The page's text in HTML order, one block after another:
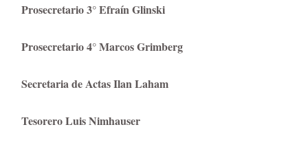
Prosecretario 3° Efraín Glinski
Prosecretario 4° Marcos Grimberg
Secretaria de Actas Ilan Laham
Tesorero Luis Nimhauser